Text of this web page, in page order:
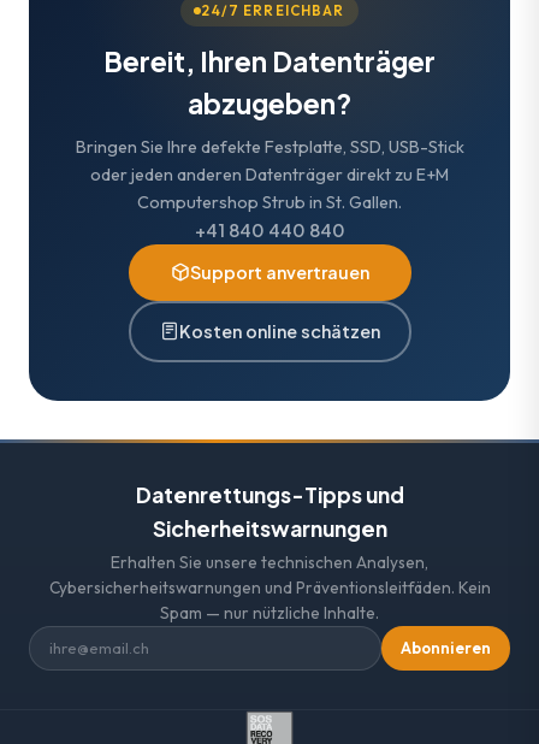
24/7 ERREICHBAR
Bereit, Ihren Datenträger
abzugeben?
Bringen Sie Ihre defekte Festplatte, SSD, USB-Stick
oder jeden anderen Datenträger direkt zu E+M
Computershop Strub in St. Gallen.
+41 840 440 840
Support anvertrauen
Kosten online schätzen
Datenrettungs-Tipps und
Sicherheitswarnungen
Erhalten Sie unsere technischen Analysen,
Cybersicherheitswarnungen und Präventionsleitfäden. Kein
Spam — nur nützliche Inhalte.
Abonnieren